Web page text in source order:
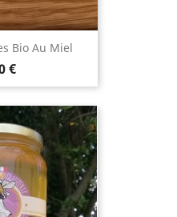
Bio Au Miel
€